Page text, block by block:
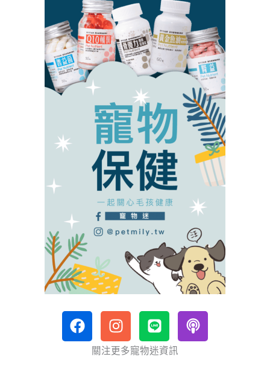
F
a
I
n
s
L
i
n
P
o
關注更多寵物迷資訊